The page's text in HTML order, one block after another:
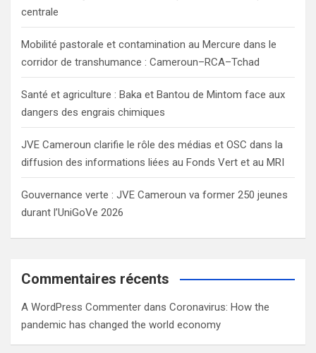
centrale
Mobilité pastorale et contamination au Mercure dans le
corridor de transhumance : Cameroun–RCA–Tchad
Santé et agriculture : Baka et Bantou de Mintom face aux
dangers des engrais chimiques
JVE Cameroun clarifie le rôle des médias et OSC dans la
diffusion des informations liées au Fonds Vert et au MRI
Gouvernance verte : JVE Cameroun va former 250 jeunes
durant l’UniGoVe 2026
Commentaires récents
A WordPress Commenter dans Coronavirus: How the
pandemic has changed the world economy